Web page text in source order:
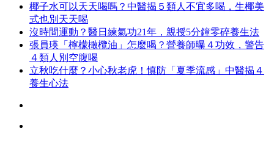
椰子水可以天天喝嗎？中醫揭５類人不宜多喝，生椰美
式也別天天喝
沒時間運動？醫日練氣功21年，親授5分鐘零碎養生法
張員瑛「檸檬橄欖油」怎麼喝？營養師曝４功效，警告
４類人別空腹喝
立秋吃什麼？小心秋老虎！慎防「夏季流感」中醫揭４
養生心法